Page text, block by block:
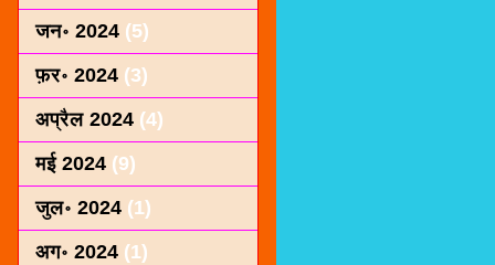
जन॰ 2024 (5)
फ़र॰ 2024 (3)
अप्रैल 2024 (4)
मई 2024 (9)
जुल॰ 2024 (1)
अग॰ 2024 (1)